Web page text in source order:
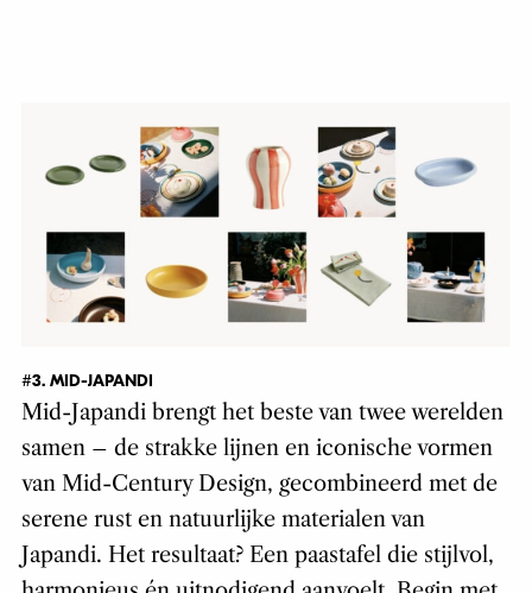
#3. MID-JAPANDI
Mid-Japandi brengt het beste van twee werelden
samen – de strakke lijnen en iconische vormen
van Mid-Century Design, gecombineerd met de
serene rust en natuurlijke materialen van
Japandi. Het resultaat? Een paastafel die stijlvol,